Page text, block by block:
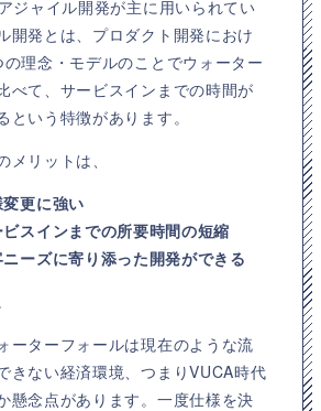
ジャイル開発が主に用いられてい
開発とは、プロダクト開発におけ
理念・モデルのことでウォーター
べて、サービスインまでの時間が
という特徴があります。
メリットは、
更に強い
スインまでの所要時間の短縮
ニーズに寄り添った開発ができる
ーターフォールは現在のような流
きない経済環境、つまりVUCA時代
懸念点があります。一度仕様を決